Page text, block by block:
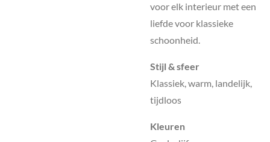
voor elk interieur met een
liefde voor klassieke
schoonheid.
Stijl & sfeer
Klassiek, warm, landelijk,
tijdloos
Kleuren